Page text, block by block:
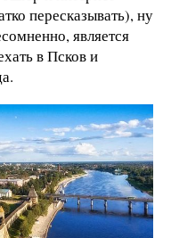
пересказывать), ну
является
в Псков и